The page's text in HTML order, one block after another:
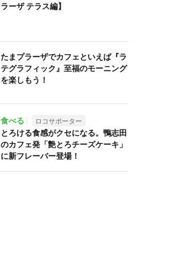
ラーザ テラス編】
たまプラーザでカフェといえば『ラ
テグラフィック』至福のモーニング
を楽しもう！
食べる ロコサポーター
とろける食感がクセになる。鴨志田
のカフェ発「艶とろチーズケーキ」
に新フレーバー登場！